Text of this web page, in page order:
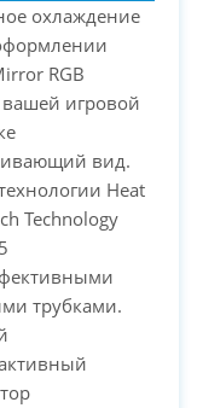
Карты
охлаждение
RGB
вашей игровой
вид.
Heat
Technology
трубками.